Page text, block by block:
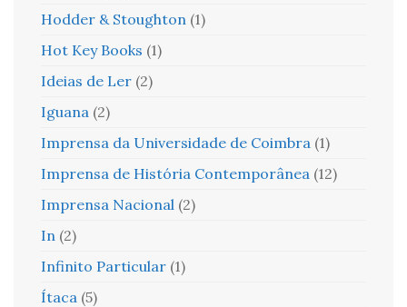
Hodder & Stoughton (1)
Hot Key Books (1)
Ideias de Ler (2)
Iguana (2)
Imprensa da Universidade de Coimbra (1)
Imprensa de História Contemporânea (12)
Imprensa Nacional (2)
In (2)
Infinito Particular (1)
Ítaca (5)